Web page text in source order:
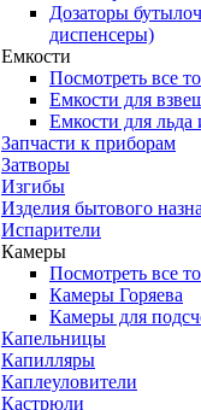
Дозаторы
диспенсеры)
Емкости
Посмотреть все
Емкости для
Емкости для льда
Запчасти к приборам
Затворы
Изгибы
Изделия бытового
Испарители
Камеры
Посмотреть все
Камеры Горяева
Камеры для
Капельницы
Капилляры
Каплеуловители
Кастрюли